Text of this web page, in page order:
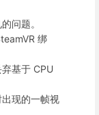
问题。
绑
基于 CPU
现的一帧视